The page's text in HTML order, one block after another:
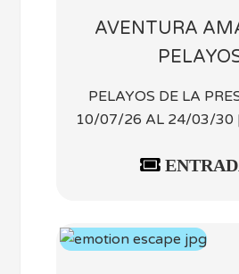
AVENTURA
PELAYOS DE LA
10/07/26 AL 24/03/30